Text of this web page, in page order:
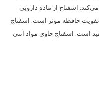
اسفناج از ماده دارویی
حافظه موثر است. اسفناج
است. اسفناج حاوی مواد آنتی